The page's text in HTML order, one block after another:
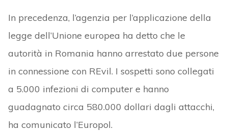
In precedenza, l’agenzia per l’applicazione della
legge dell’Unione europea ha detto che le
autorità in Romania hanno arrestato due persone
in connessione con REvil. I sospetti sono collegati
a 5.000 infezioni di computer e hanno
guadagnato circa 580.000 dollari dagli attacchi,
ha comunicato l’Europol.